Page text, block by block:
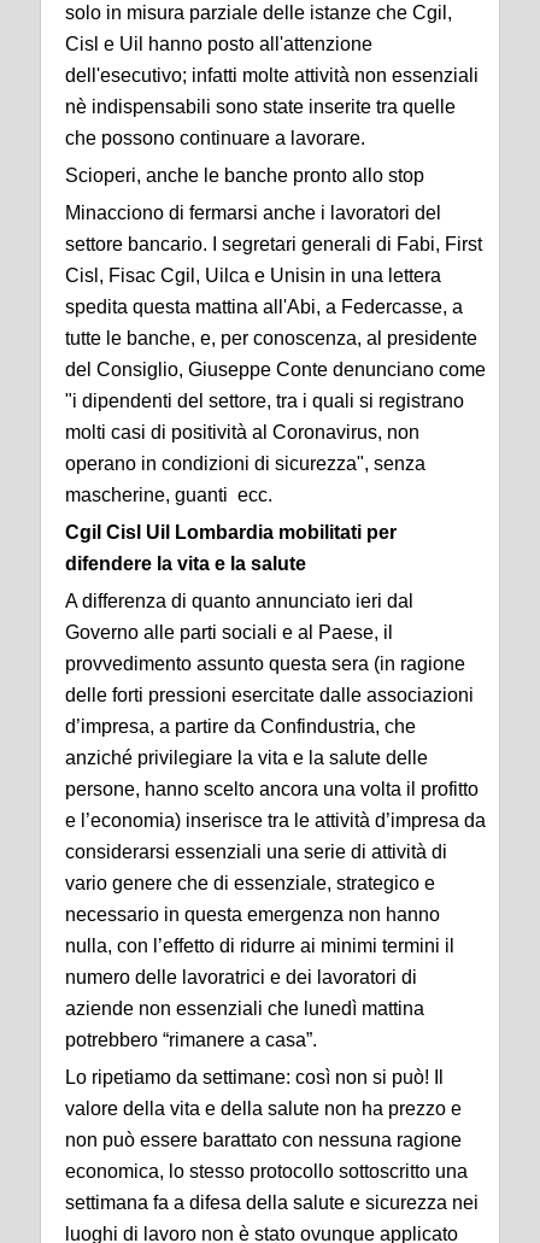
solo in misura parziale delle istanze che Cgil,
Cisl e Uil hanno posto all'attenzione
dell'esecutivo; infatti molte attività non essenziali
nè indispensabili sono state inserite tra quelle
che possono continuare a lavorare.
Scioperi, anche le banche pronto allo stop
Minacciono di fermarsi anche i lavoratori del
settore bancario. I segretari generali di Fabi, First
Cisl, Fisac Cgil, Uilca e Unisin in una lettera
spedita questa mattina all'Abi, a Federcasse, a
tutte le banche, e, per conoscenza, al presidente
del Consiglio, Giuseppe Conte denunciano come
"i dipendenti del settore, tra i quali si registrano
molti casi di positività al Coronavirus, non
operano in condizioni di sicurezza", senza
mascherine, guanti ecc.
Cgil Cisl Uil Lombardia mobilitati per
difendere la vita e la salute
A differenza di quanto annunciato ieri dal
Governo alle parti sociali e al Paese, il
provvedimento assunto questa sera (in ragione
delle forti pressioni esercitate dalle associazioni
d’impresa, a partire da Confindustria, che
anziché privilegiare la vita e la salute delle
persone, hanno scelto ancora una volta il profitto
e l’economia) inserisce tra le attività d’impresa da
considerarsi essenziali una serie di attività di
vario genere che di essenziale, strategico e
necessario in questa emergenza non hanno
nulla, con l’effetto di ridurre ai minimi termini il
numero delle lavoratrici e dei lavoratori di
aziende non essenziali che lunedì mattina
potrebbero “rimanere a casa”.
Lo ripetiamo da settimane: così non si può! Il
valore della vita e della salute non ha prezzo e
non può essere barattato con nessuna ragione
economica, lo stesso protocollo sottoscritto una
settimana fa a difesa della salute e sicurezza nei
luoghi di lavoro non è stato ovunque applicato